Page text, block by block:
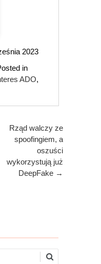
2023
in
ADO,
Rząd walczy ze
spoofingiem, a
oszuści
wykorzystują już
DeepFake →